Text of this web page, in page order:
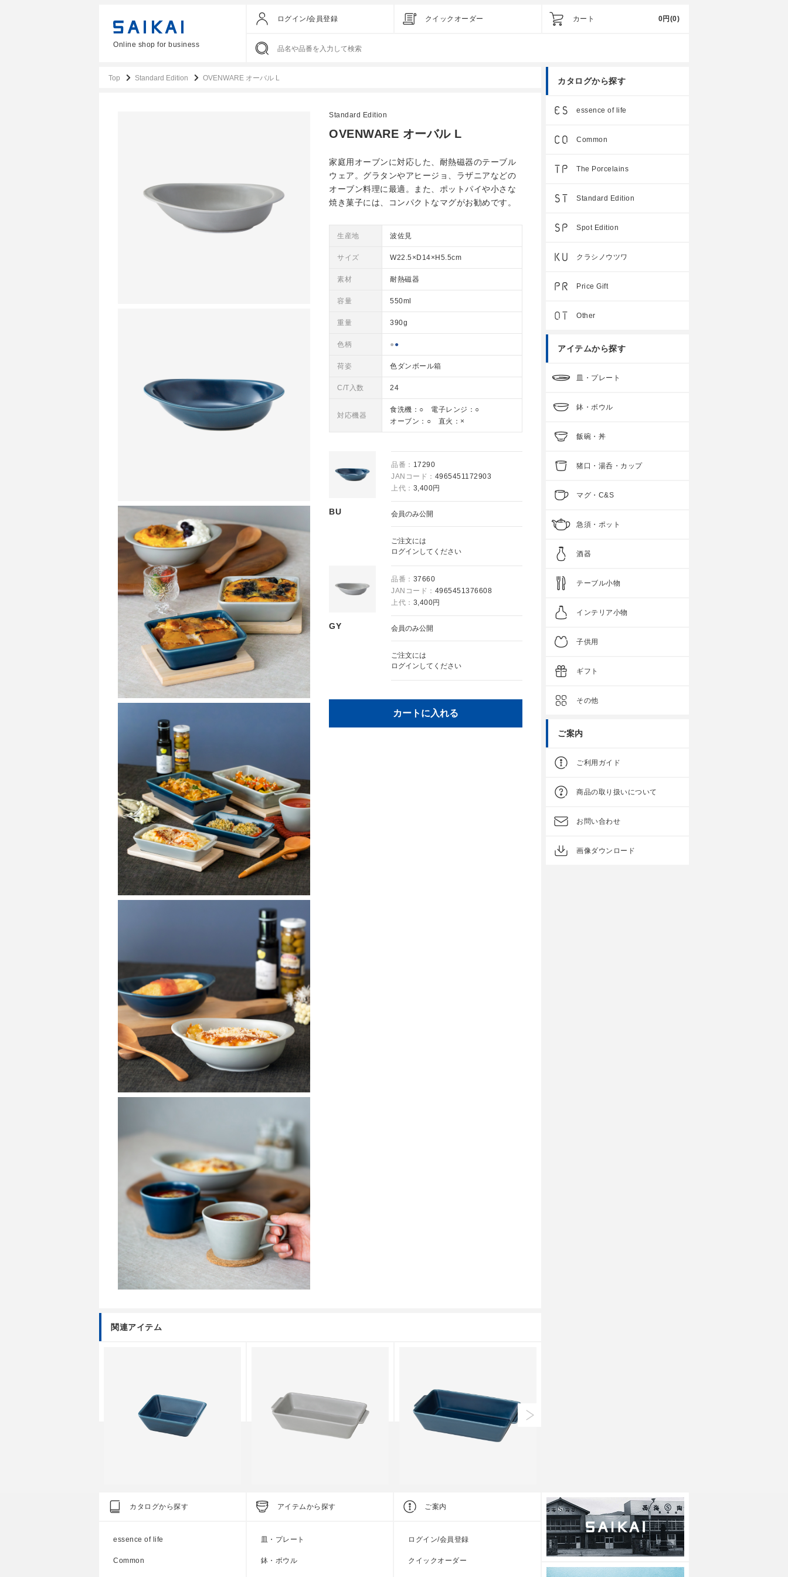
Online shop for business
ログイン/会員登録 クイックオーダー カート 0円 (0)
Top Standard Edition OVENWARE オーバル L
OVENWARE オーバル L
Standard Edition
家庭用オーブンに対応した、耐熱磁器のテーブル
ウェア。グラタンやアヒージョ、ラザニアなどの
オーブン料理に最適。また、ポットパイや小さな
焼き菓子には、コンパクトなマグがお勧めです。
生産地 波佐見
サイズ W22.5×D14×H5.5cm
素材 耐熱磁器
容量 550ml
重量 390g
色柄 ● ●
荷姿 色ダンボール箱
C/T入数 24
対応機器
食洗機：○ 電子レンジ：○
オーブン：○ 直火：×
BU
品番： 17290
JANコード： 4965451172903
上代： 3,400円
会員のみ公開
ご注文には
ログイン してください
GY
品番： 37660
JANコード： 4965451376608
上代： 3,400円
会員のみ公開
ご注文には
ログイン してください
カートに入れる
関連アイテム
OVENWARE スクエア S
OVENWARE スクエア M
OVENWARE スクエア L
Standard Edition
OVENWARE オーバル S
●●
上代1,700円
カタログから探す
essence of life
Common
The Porcelains
Standard Edition
Spot Edition
クラシノウツワ
Price Gift
Other
アイテムから探す
皿・プレート
鉢・ボウル
飯碗・丼
猪口・湯呑・カップ
マグ・C&S
急須・ポット
酒器
テーブル小物
インテリア小物
子供用
ギフト
その他
ご案内
ご利用ガイド
商品の取り扱いについて
お問い合わせ
画像ダウンロード
カタログから探す
essence of life
Common
アイテムから探す
皿・プレート
鉢・ボウル
ご案内
ログイン/会員登録
クイックオーダー